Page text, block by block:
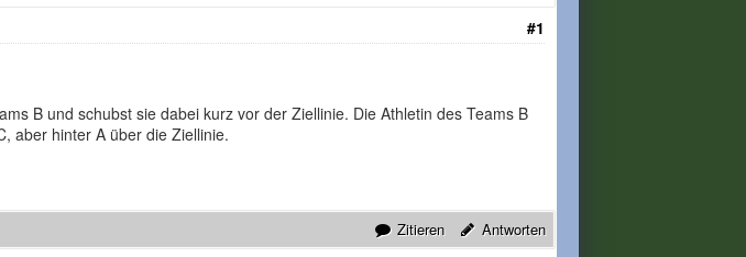
#1
B und schubst sie dabei kurz vor der Ziellinie. Die Athletin des Teams B
aber hinter A über die Ziellinie.
Zitieren Antworten